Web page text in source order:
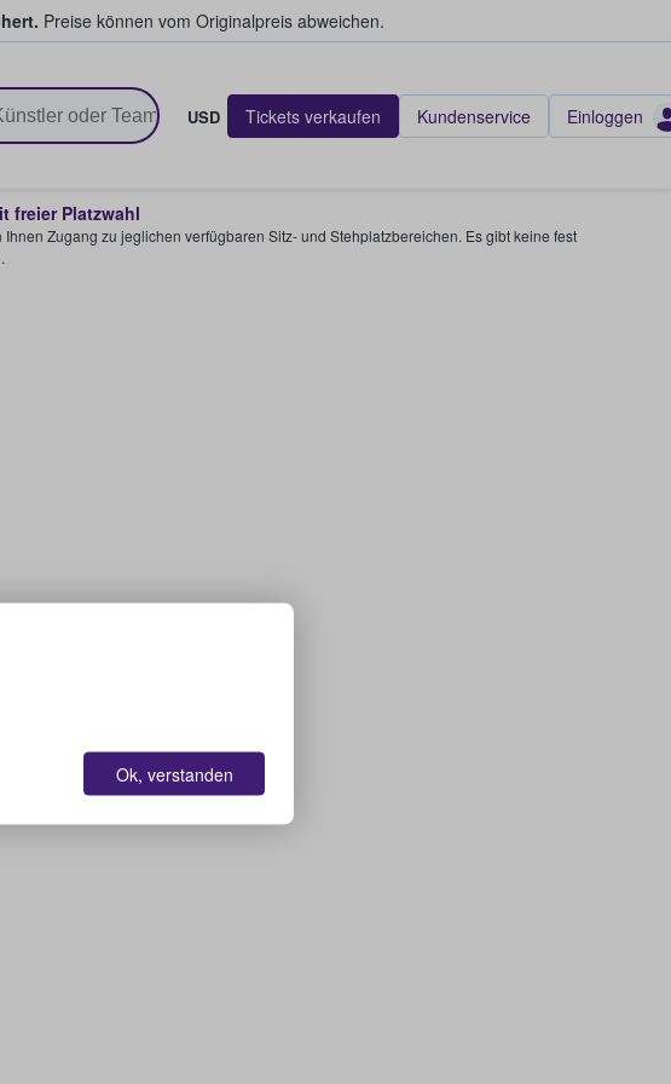
Preise können vom Originalpreis abweichen.
USD Tickets verkaufen Kundenservice Einloggen
freier Platzwahl
Zugang zu jeglichen verfügbaren Sitz- und Stehplatzbereichen. Es gibt keine fest
Ok, verstanden